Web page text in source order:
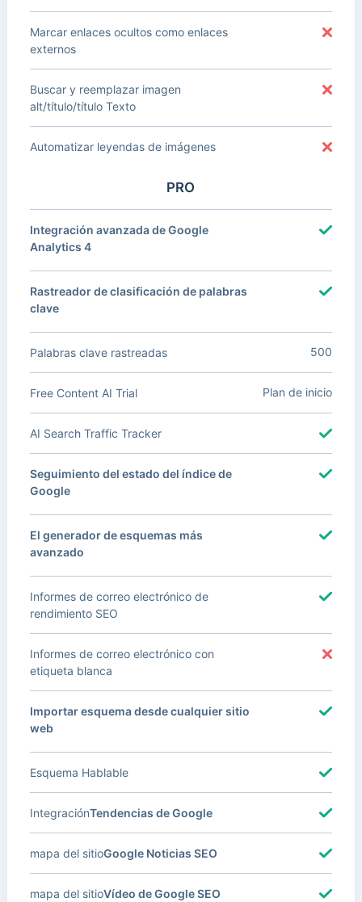
Marcar enlaces ocultos como enlaces
externos
Buscar y reemplazar imagen
alt/título/título Texto
Automatizar leyendas de imágenes
PRO
Integración avanzada de Google
Analytics 4
Rastreador de clasificación de palabras
clave
Palabras clave rastreadas 500
Free Content AI Trial Plan de inicio
AI Search Traffic Tracker
Seguimiento del estado del índice de
Google
El generador de esquemas más
avanzado
Informes de correo electrónico de
rendimiento SEO
Informes de correo electrónico con
etiqueta blanca
Importar esquema desde cualquier sitio
web
Esquema Hablable
Tendencias de Google
Integración
Google Noticias SEO
mapa del sitio
Vídeo de Google SEO
mapa del sitio